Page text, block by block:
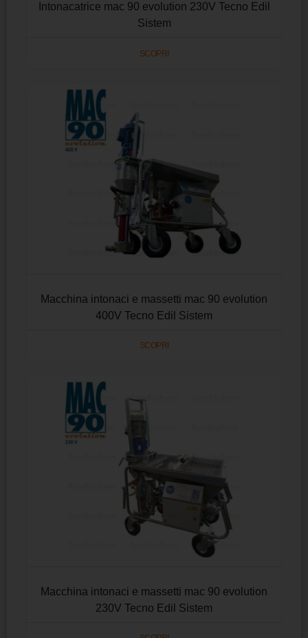
Intonacatrice mac 90 evolution 230V Tecno Edil
Sistem
SCOPRI
Macchina intonaci e massetti mac 90 evolution
400V Tecno Edil Sistem
SCOPRI
Macchina intonaci e massetti mac 90 evolution
230V Tecno Edil Sistem